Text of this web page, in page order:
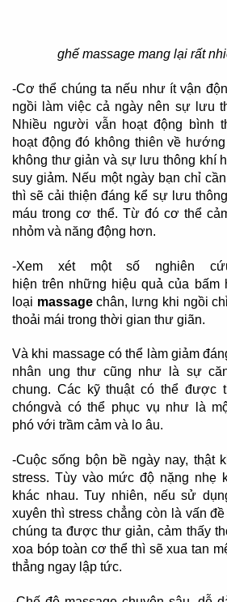
ghế massage mang lại rất
-Cơ thể chúng ta nếu như ít vận
ngồi làm việc cả ngày nên sự lưu
Nhiều người vẫn hoạt động bình
hoạt động đó không thiên về
không thư giản và sự lưu thông khí
suy giảm. Nếu một ngày bạn chỉ
thì sẽ cải thiện đáng kể sự lưu
máu trong cơ thể. Từ đó cơ thể
nhỏm và năng động hơn.
-Xem xét một số nghiên
hiện trên những hiệu quả của bấm
loại massagechân, lưng khi ngồi
thoải mái trong thời gian thư giãn.
Và khi massage có thể làm giảm
nhân ung thư cũng như là sự
chung. Các kỹ thuật có thể được
chóngvà có thể phục vụ như là
phó với trầm cảm và lo âu.
-Cuộc sống bộn bề ngày nay, thật
stress. Tùy vào mức độ nặng nhẹ
khác nhau. Tuy nhiên, nếu sử
xuyên thì stress chẳng còn là vấn
chúng ta được thư giản, cảm thấy
xoa bóp toàn cơ thể thì sẽ xua tan
thẳng ngay lập tức.